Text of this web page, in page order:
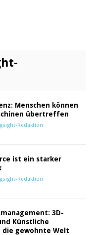
Menschen können
übertreffen
Redaktion
ist ein starker
Redaktion
3D-
Künstliche
gewohnte Welt